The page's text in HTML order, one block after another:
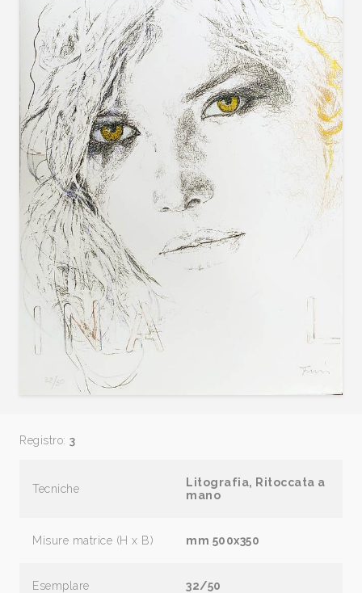
Registro: 3
Tecniche
Litografia, Ritoccata a
mano
Misure matrice (H x B) mm 500x350
Esemplare 32/50